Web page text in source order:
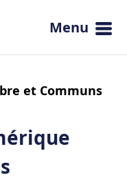
Ouvrir
Menu
et Communs